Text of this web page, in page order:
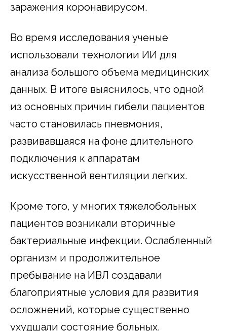
заражения коронавирусом.
Во время исследования ученые
использовали технологии ИИ для
анализа большого объема медицинских
данных. В итоге выяснилось, что одной
из основных причин гибели пациентов
часто становилась пневмония,
развивавшаяся на фоне длительного
подключения к аппаратам
искусственной вентиляции легких.
Кроме того, у многих тяжелобольных
пациентов возникали вторичные
бактериальные инфекции. Ослабленный
организм и продолжительное
пребывание на ИВЛ создавали
благоприятные условия для развития
осложнений, которые существенно
ухудшали состояние больных.